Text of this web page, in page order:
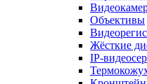
Объективы
Жёсткие
IP-